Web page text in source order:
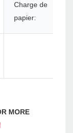
Charge de
papier: